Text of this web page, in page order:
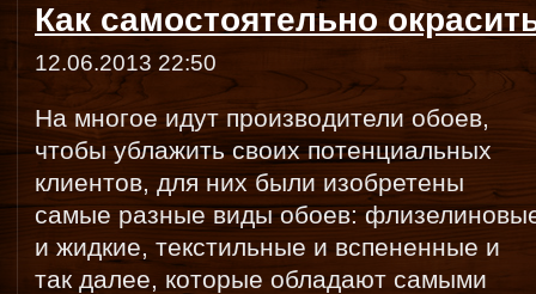
Как самостоятельно
12.06.2013 22:50
На многое идут производители обоев,
чтобы ублажить своих потенциальных
клиентов, для них были изобретены
самые разные виды обоев:
и жидкие, текстильные и вспененные и
так далее, которые обладают самыми